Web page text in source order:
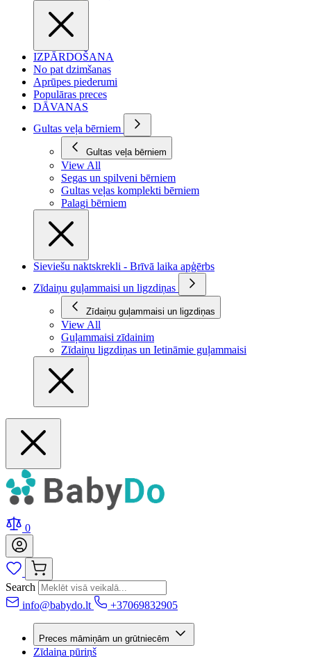
IZPĀRDOŠANA
No pat dzimšanas
Aprūpes piederumi
Populāras preces
DĀVANAS
Gultas veļa bērniem
Gultas veļa bērniem
View All
Segas un spilveni bērniem
Gultas veļas komplekti bērniem
Palagi bērniem
Sieviešu naktskrekli - Brīvā laika apģērbs
Zīdaiņu guļammaisi un ligzdiņas
Zīdaiņu guļammaisi un ligzdiņas
View All
Guļammaisi zīdainim
Zīdaiņu ligzdiņas un Ietināmie guļammaisi
0
Search
info@babydo.lt
+37069832905
Preces māmiņām un grūtniecēm
Zīdaiņa pūriņš